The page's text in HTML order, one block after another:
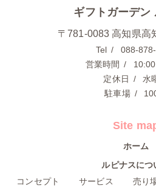
ギフトガーデン
〒781-0083 高知県高
Tel
088-
営業時間
定休日
水
駐車場
Site
ホーム
ルピナスにつ
コンセプト
サービス 売り